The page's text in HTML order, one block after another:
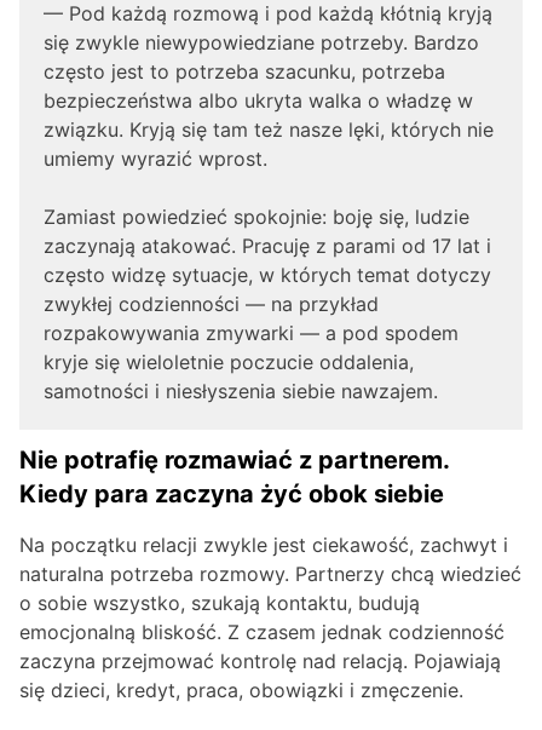
— Pod każdą rozmową i pod każdą kłótnią kryją
się zwykle niewypowiedziane potrzeby. Bardzo
często jest to potrzeba szacunku, potrzeba
bezpieczeństwa albo ukryta walka o władzę w
związku. Kryją się tam też nasze lęki, których nie
umiemy wyrazić wprost.
Zamiast powiedzieć spokojnie: boję się, ludzie
zaczynają atakować. Pracuję z parami od 17 lat i
często widzę sytuacje, w których temat dotyczy
zwykłej codzienności — na przykład
rozpakowywania zmywarki — a pod spodem
kryje się wieloletnie poczucie oddalenia,
samotności i niesłyszenia siebie nawzajem.
Nie potrafię rozmawiać z partnerem.
Kiedy para zaczyna żyć obok siebie
Na początku relacji zwykle jest ciekawość, zachwyt i
naturalna potrzeba rozmowy. Partnerzy chcą wiedzieć
o sobie wszystko, szukają kontaktu, budują
emocjonalną bliskość. Z czasem jednak codzienność
zaczyna przejmować kontrolę nad relacją. Pojawiają
się dzieci, kredyt, praca, obowiązki i zmęczenie.